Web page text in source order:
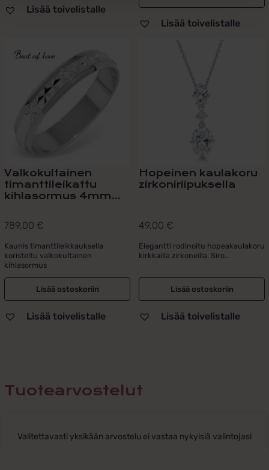
Lisää toivelistalle
Lisää toivelistalle
Valkokultainen
timanttileikattu
kihlasormus 4mm...
789,00 €
Kaunis timanttileikkauksella
koristeltu valkokultainen
kihlasormus
Lisää ostoskoriin
Lisää toivelistalle
Hopeinen kaulakoru
zirkoniriipuksella
49,00 €
Elegantti rodinoitu hopeakaulakoru
kirkkailla zirkoneilla. Siro...
Lisää ostoskoriin
Lisää toivelistalle
Tuotearvostelut
Valitettavasti yksikään arvostelu ei vastaa nykyisiä valintojasi